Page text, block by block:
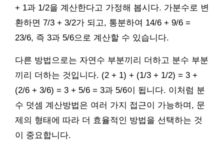
+ 1과 1/2을 계산한다고 가정해 봅시다. 가분수로 변
환하면 7/3 + 3/2가 되고, 통분하여 14/6 + 9/6 =
23/6, 즉 3과 5/6으로 계산할 수 있습니다.
다른 방법으로는 자연수 부분끼리 더하고 분수 부분
끼리 더하는 것입니다. (2 + 1) + (1/3 + 1/2) = 3 +
(2/6 + 3/6) = 3 + 5/6 = 3과 5/6이 됩니다. 이처럼 분
수 덧셈 계산방법은 여러 가지 접근이 가능하며, 문
제의 형태에 따라 더 효율적인 방법을 선택하는 것
이 중요합니다.